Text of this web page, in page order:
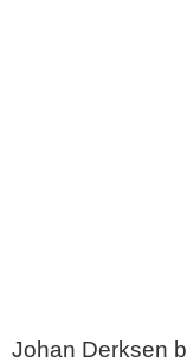
Johan Derksen